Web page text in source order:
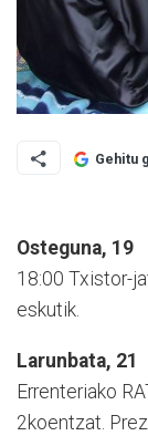
Gehitu
Osteguna, 19
18:00 Txistor-
eskutik.
Larunbata, 21
Errenteriako
2koentzat.